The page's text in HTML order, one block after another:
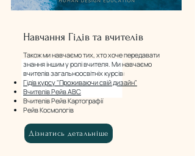
Також ми навчаємо тих, хто хоче передавати
знання іншим у ролі вчителя. Ми навчаємо
вчителів загальноосвітніх курсів:
Гідів курсу "Проживаючи свій дизайн"
Вчителів Рейв ABC
Вчителів Рейв Картографії
Рейв Космологів
Навчання Гідів та вчителів
Дізнатись детальніше